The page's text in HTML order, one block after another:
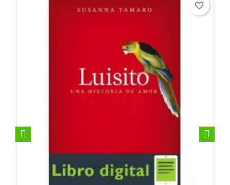
favorite_border